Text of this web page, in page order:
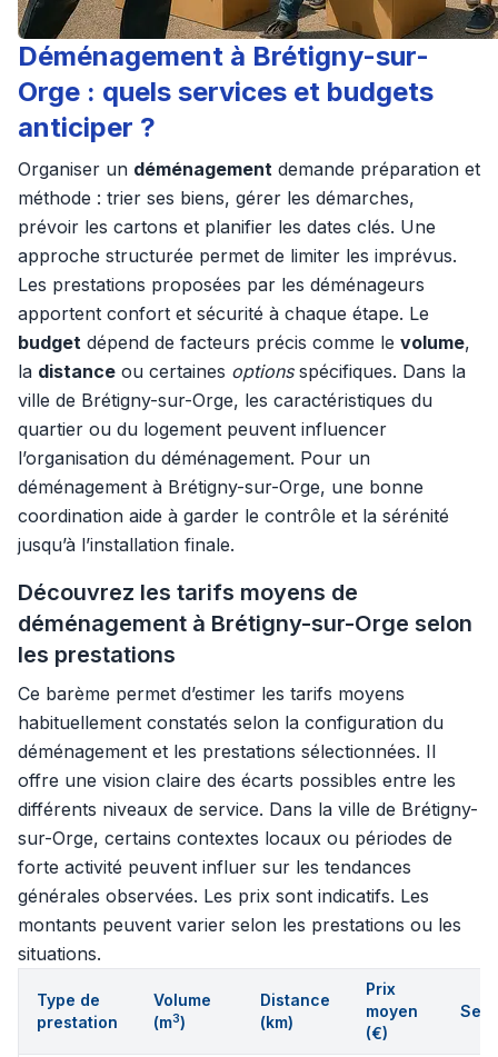
Déménagement à Brétigny-sur-
Orge : quels services et budgets
anticiper ?
Organiser un déménagement demande préparation et
méthode : trier ses biens, gérer les démarches,
prévoir les cartons et planifier les dates clés. Une
approche structurée permet de limiter les imprévus.
Les prestations proposées par les déménageurs
apportent confort et sécurité à chaque étape. Le
budget dépend de facteurs précis comme le volume,
la distance ou certaines optionsspécifiques. Dans la
ville de Brétigny-sur-Orge, les caractéristiques du
quartier ou du logement peuvent influencer
l’organisation du déménagement. Pour un
déménagement à Brétigny-sur-Orge, une bonne
coordination aide à garder le contrôle et la sérénité
jusqu’à l’installation finale.
Découvrez les tarifs moyens de
déménagement à Brétigny-sur-Orge selon
les prestations
Ce barème permet d’estimer les tarifs moyens
habituellement constatés selon la configuration du
déménagement et les prestations sélectionnées. Il
offre une vision claire des écarts possibles entre les
différents niveaux de service. Dans la ville de Brétigny-
sur-Orge, certains contextes locaux ou périodes de
forte activité peuvent influer sur les tendances
générales observées. Les prix sont indicatifs. Les
montants peuvent varier selon les prestations ou les
situations.
Type de
prestation
Volume
(m3)
Distance
(km)
Prix
moyen
(€)